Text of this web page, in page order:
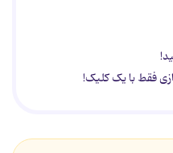
فقط با یک کلیک!